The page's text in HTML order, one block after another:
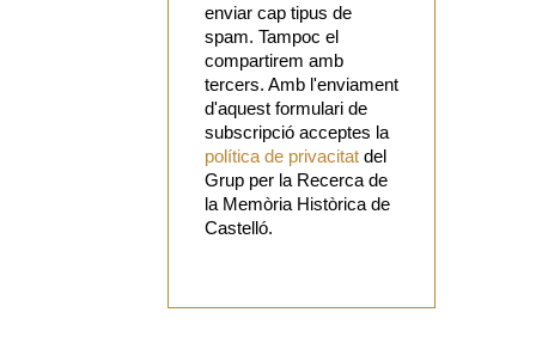
enviar cap tipus de
spam. Tampoc el
compartirem amb
tercers. Amb l'enviament
d'aquest formulari de
subscripció acceptes la
política de privacitat del
Grup per la Recerca de
la Memòria Històrica de
Castelló.